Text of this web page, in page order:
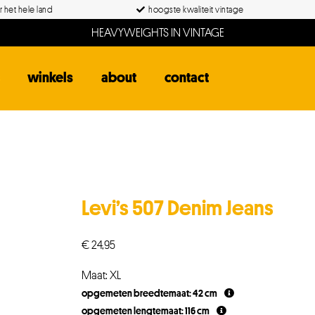
het hele land hoogste kwaliteit vintage
HEAVYWEIGHTS IN VINTAGE
winkels about contact
Levi’s 507 Denim Jeans
€24,95
Maat: XL
opgemeten breedtemaat: 42 cm
opgemeten lengtemaat: 116 cm